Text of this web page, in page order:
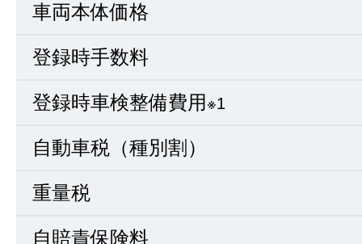
車両本体価格
登録時手数料
登録時車検整備費用 ※1
自動車税（種別割）
重量税
自賠責保険料